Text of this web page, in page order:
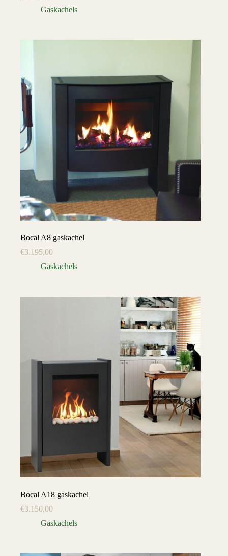
Gaskachels
Bocal A8 gaskachel
€3.195,00
Gaskachels
Bocal A18 gaskachel
€3.150,00
Gaskachels